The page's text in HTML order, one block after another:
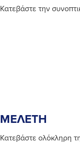
Κατεβάστε την
ΜΕΛΕΤΗ
Κατεβάστε ολόκληρη